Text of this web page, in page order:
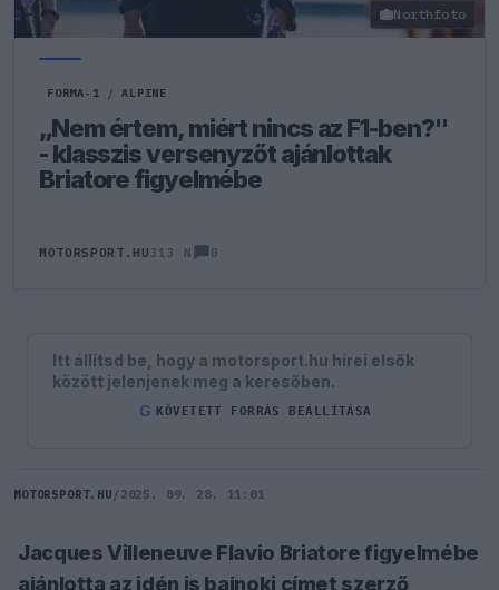
Northfoto
FORMA-1 / ALPINE
„Nem értem, miért nincs az F1-ben?"
- klasszis versenyzőt ajánlottak
Briatore figyelmébe
MOTORSPORT.HU313 N 0
Itt állítsd be, hogy a motorsport.hu hírei elsők
között jelenjenek meg a keresőben.
G KÖVETETT FORRÁS BEÁLLÍTÁSA
MOTORSPORT.HU / 2025. 09. 28. 11:01
Jacques Villeneuve Flavio Briatore figyelmébe
ajánlotta az idén is bajnoki címet szerző